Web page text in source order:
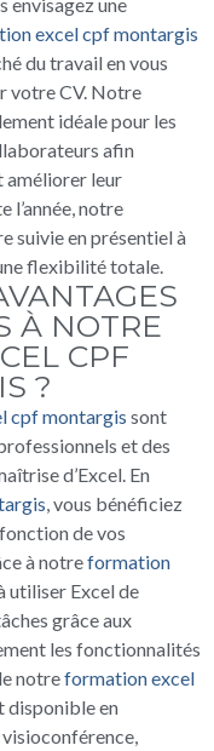
excel cpf montargis
du travail en vous
votre CV. Notre
idéale pour les
afin
améliorer leur
notre
suivie en présentiel à
flexibilité totale.
À NOTRE
CPF
?
cpf montargis sont
et des
d’Excel. En
, vous bénéficiez
de vos
à notreformation
utiliser Excel de
grâce aux
les fonctionnalités
notreformation excel
disponible en